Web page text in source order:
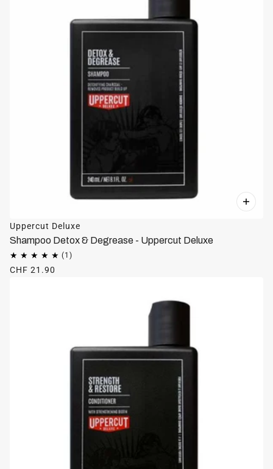
Uppercut Deluxe
Shampoo Detox & Degrease - Uppercut Deluxe
CHF 21.90